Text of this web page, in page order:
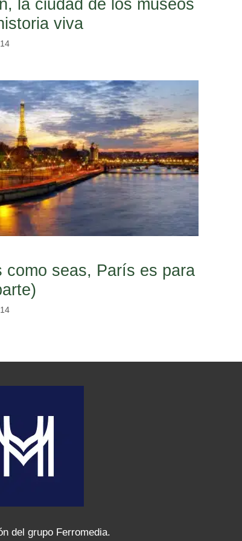
viva
como seas, París es para
del grupo Ferromedia.